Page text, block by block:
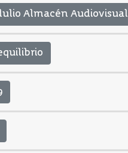
Almacén Audiovisual